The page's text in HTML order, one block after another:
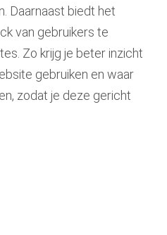
Daarnaast biedt het
van gebruikers te
Zo krijg je beter inzicht
gebruiken en waar
zodat je deze gericht